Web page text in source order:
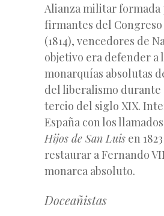
Alianza militar formada
firmantes del Congreso
(1814), vencedores de
objetivo era defender a
monarquías absolutas
del liberalismo
tercio del siglo XIX.
España con los llamados
Hijos de San Luis en
restaurar a Fernando
monarca absoluto.
Doceañistas